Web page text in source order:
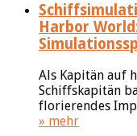
Harbor
Als Kapitän auf
Schiffskapitän
florierendes
» mehr